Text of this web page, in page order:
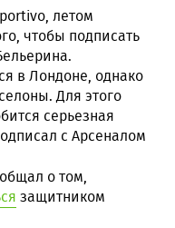
летом
чтобы подписать
в Лондоне, однако
Для этого
серьезная
с Арсеналом
о том,
защитником